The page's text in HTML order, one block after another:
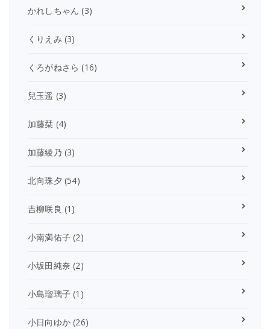
かれしちゃん (3)
くりえみ (3)
くろがねさら (16)
兒玉遥 (3)
加藤栞 (4)
加藤綾乃 (3)
北向珠夕 (54)
吉柳咲良 (1)
小南満佑子 (2)
小坂田純奈 (2)
小島瑠璃子 (1)
小日向ゆか (26)